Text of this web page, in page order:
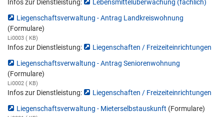
Infos zur Dienstleistung: Lebensmittelüberwachung (fachlich)
Liegenschaftsverwaltung - Antrag Landkreiswohnung
(Formulare)
Li0003 ( KB)
Infos zur Dienstleistung: Liegenschaften / Freizeiteinrichtungen
Liegenschaftsverwaltung - Antrag Seniorenwohnung
(Formulare)
Li0002 ( KB)
Infos zur Dienstleistung: Liegenschaften / Freizeiteinrichtungen
Liegenschaftsverwaltung - Mieterselbstauskunft (Formulare)